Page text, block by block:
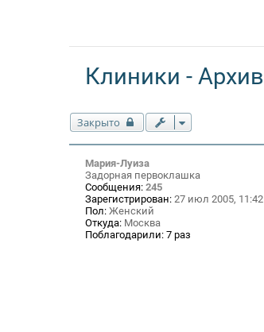
Клиники - Архив
Закрыто
Мария-Луиза
Задорная первоклашка
Сообщения: 245
Зарегистрирован: 27 июл 2005, 11:42
Пол: Женский
Откуда: Москва
Поблагодарили: 7 раз